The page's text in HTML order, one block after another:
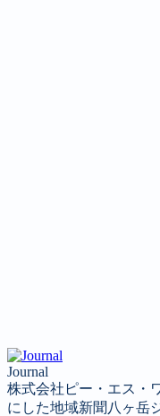
Journal
株式会社ピー・エス・
にした地域新聞八ヶ岳